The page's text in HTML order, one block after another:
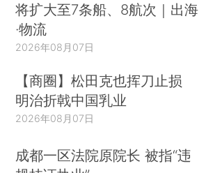
将扩大至7条船、8航次｜出海
·物流
2026年08月07日
【商圈】松田克也挥刀止损
明治折戟中国乳业
2026年08月07日
成都一区法院原院长 被指“违